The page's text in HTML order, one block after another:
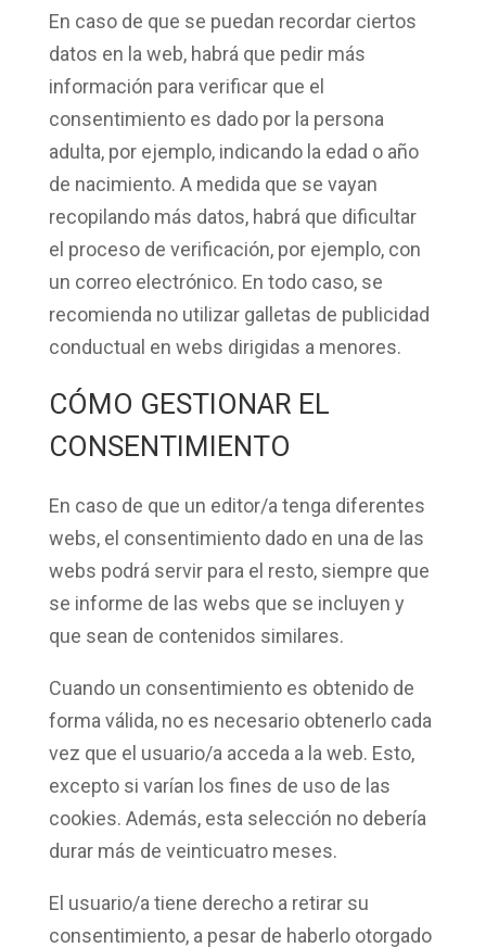
En caso de que se puedan recordar ciertos
datos en la web, habrá que pedir más
información para verificar que el
consentimiento es dado por la persona
adulta, por ejemplo, indicando la edad o año
de nacimiento. A medida que se vayan
recopilando más datos, habrá que dificultar
el proceso de verificación, por ejemplo, con
un correo electrónico. En todo caso, se
recomienda no utilizar galletas de publicidad
conductual en webs dirigidas a menores.
CÓMO GESTIONAR EL
CONSENTIMIENTO
En caso de que un editor/a tenga diferentes
webs, el consentimiento dado en una de las
webs podrá servir para el resto, siempre que
se informe de las webs que se incluyen y
que sean de contenidos similares.
Cuando un consentimiento es obtenido de
forma válida, no es necesarioobtenerlo cada
vez que el usuario/a acceda a la web. Esto,
excepto si varían los fines de uso de las
cookies. Además, esta selección no debería
durar más de veinticuatro meses.
El usuario/a tiene derecho a retirar su
consentimiento, a pesar de haberlo otorgado